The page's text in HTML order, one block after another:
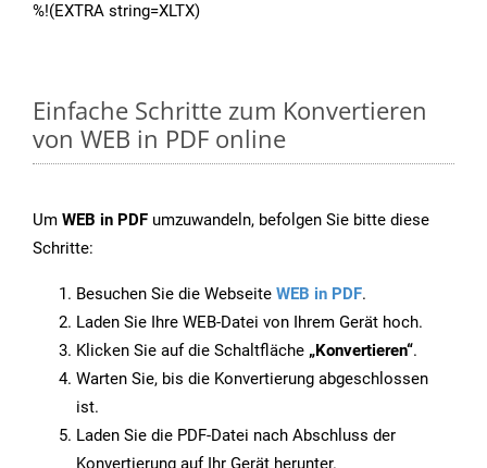
%!(EXTRA string=XLTX)
Einfache Schritte zum Konvertieren
von WEB in PDF online
Um WEB in PDF umzuwandeln, befolgen Sie bitte diese
Schritte:
Besuchen Sie die Webseite WEB in PDF.
Laden Sie Ihre WEB-Datei von Ihrem Gerät hoch.
Klicken Sie auf die Schaltfläche „Konvertieren“.
Warten Sie, bis die Konvertierung abgeschlossen
ist.
Laden Sie die PDF-Datei nach Abschluss der
Konvertierung auf Ihr Gerät herunter.